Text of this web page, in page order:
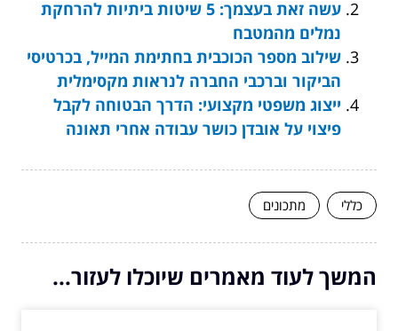
עשה זאת בעצמך: 5 שיטות ביתיות להרחקת
נמלים מהמטבח
שילוב מספר הכוכבית בחתימת המייל, בכרטיסי
הביקור וברכבי החברה לנראות מקסימלית
ייצוג משפטי מקצועי: הדרך הבטוחה לקבל
פיצוי על אובדן כושר עבודה אחרי תאונה
כללי מתכונים
המשך לעוד מאמרים שיוכלו לעזור...